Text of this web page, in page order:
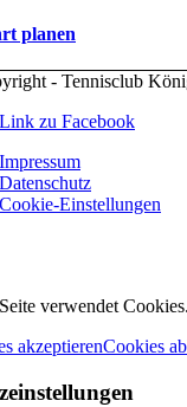
planen
- Tennisclub
Link zu Facebook
Impressum
Datenschutz
Cookie-Einstellungen
verwendet
akzeptierenCookies